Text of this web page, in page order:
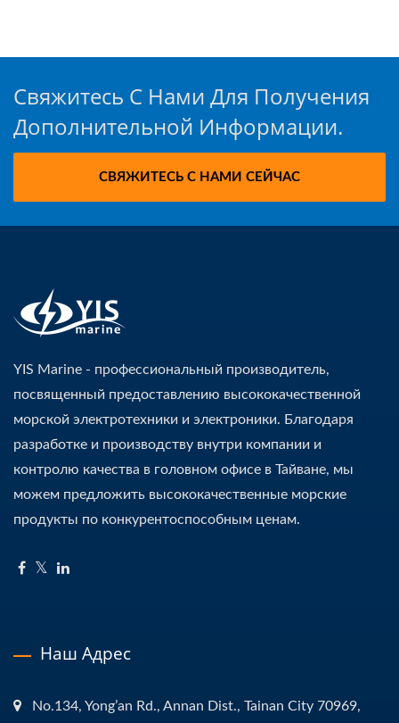
Свяжитесь С Нами Для Получения
Дополнительной Информации.
СВЯЖИТЕСЬ С НАМИ СЕЙЧАС
YIS Marine - профессиональный производитель,
посвященный предоставлению высококачественной
морской электротехники и электроники. Благодаря
разработке и производству внутри компании и
контролю качества в головном офисе в Тайване, мы
можем предложить высококачественные морские
продукты по конкурентоспособным ценам.
Наш Адрес
No.134, Yong’an Rd., Annan Dist., Tainan City 70969,